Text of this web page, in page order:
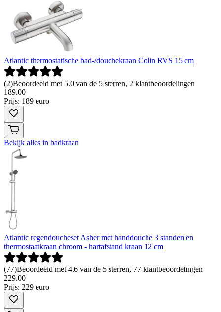
Atlantic thermostatische bad-/douchekraan Colin RVS 15 cm
(2)Beoordeeld met 5.0 van de 5 sterren, 2 klantbeoordelingen
189.00
Prijs: 189 euro
Bekijk alles in badkraan
Atlantic regendoucheset Asher met handdouche 3 standen en
thermostaatkraan chroom - hartafstand kraan 12 cm
(77)Beoordeeld met 4.6 van de 5 sterren, 77 klantbeoordelingen
229.00
Prijs: 229 euro